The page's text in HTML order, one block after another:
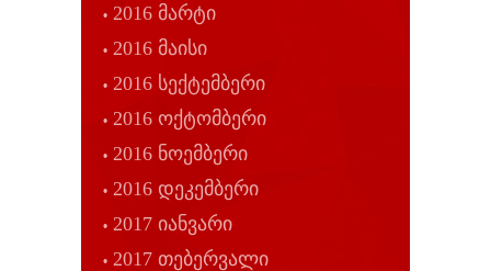
2016 მარტი
2016 მაისი
2016 სექტემბერი
2016 ოქტომბერი
2016 ნოემბერი
2016 დეკემბერი
2017 იანვარი
2017 თებერვალი